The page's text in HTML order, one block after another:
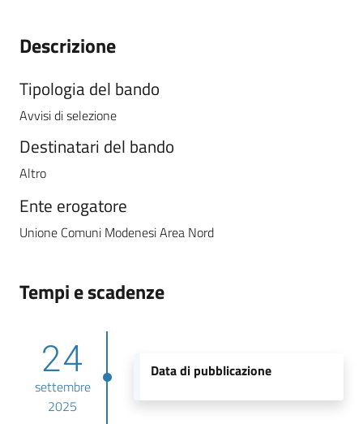
gli
argomenti...
Seguici
su
Descrizione
Tipologia del bando
Avvisi di selezione
Destinatari del bando
Altro
Ente erogatore
Unione Comuni Modenesi Area Nord
Tempi e scadenze
24
settembre
2025
Data di pubblicazione